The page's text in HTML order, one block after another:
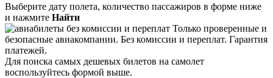
Выберите дату полета, количество пассажиров в форме ниже
и нажмите Найти
Только проверенные и
безопасные авиакомпании. Без комиссии и переплат. Гарантия
платежей.
Для поиска самых дешевых билетов на самолет
воспользуйтесь формой выше.